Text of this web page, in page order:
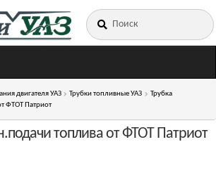
Искать:
двигателя УАЗ Трубки топливные УАЗ
Трубка
ФТОТ Патриот
топлива от ФТОТ Патриот